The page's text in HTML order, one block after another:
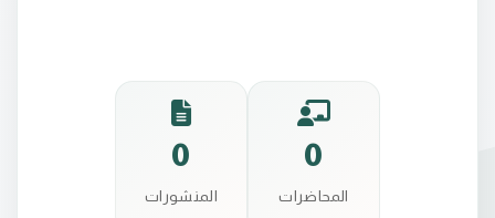
0
المحاضرات
0
المنشورات